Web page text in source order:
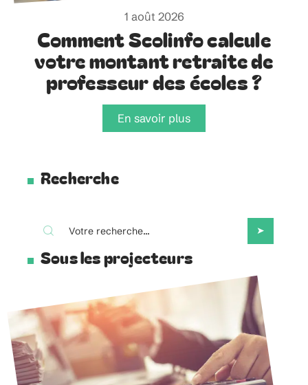
1 août 2026
Comment Scolinfo calcule
votre montant retraite de
professeur des écoles ?
En savoir plus
Recherche
Sous les projecteurs